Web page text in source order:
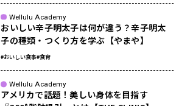
Wellulu Academy
おいしい辛子明太子は何が違う？辛子明太
子の種類・つくり方を学ぶ【やまや】
#おいしい食事#食育
Wellulu Academy
アメリカで話題！美しい身体を目指す